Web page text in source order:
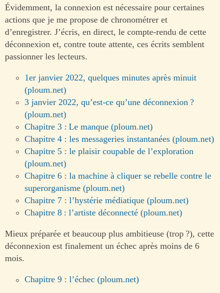
Évidemment, la connexion est nécessaire pour certaines
actions que je me propose de chronométrer et
d’enregistrer. J’écris, en direct, le compte-rendu de cette
déconnexion et, contre toute attente, ces écrits semblent
passionner les lecteurs.
1er janvier 2022, quelques minutes après minuit
(ploum.net)
3 janvier 2022, qu’est-ce qu’une déconnexion ?
(ploum.net)
Chapitre 3 : Le manque (ploum.net)
Chapitre 4 : les messageries instantanées (ploum.net)
Chapitre 5 : le plaisir coupable de l’exploration
(ploum.net)
Chapitre 6 : la machine à cliquer se rebelle contre le
superorganisme (ploum.net)
Chapitre 7 : l’hystérie médiatique (ploum.net)
Chapitre 8 : l’artiste déconnecté (ploum.net)
Mieux préparée et beaucoup plus ambitieuse (trop ?), cette
déconnexion est finalement un échec après moins de 6
mois.
Chapitre 9 : l’échec (ploum.net)